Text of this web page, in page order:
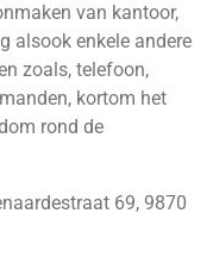
van kantoor,
alsook enkele andere
zoals, telefoon,
kortom het
rond de
69, 9870